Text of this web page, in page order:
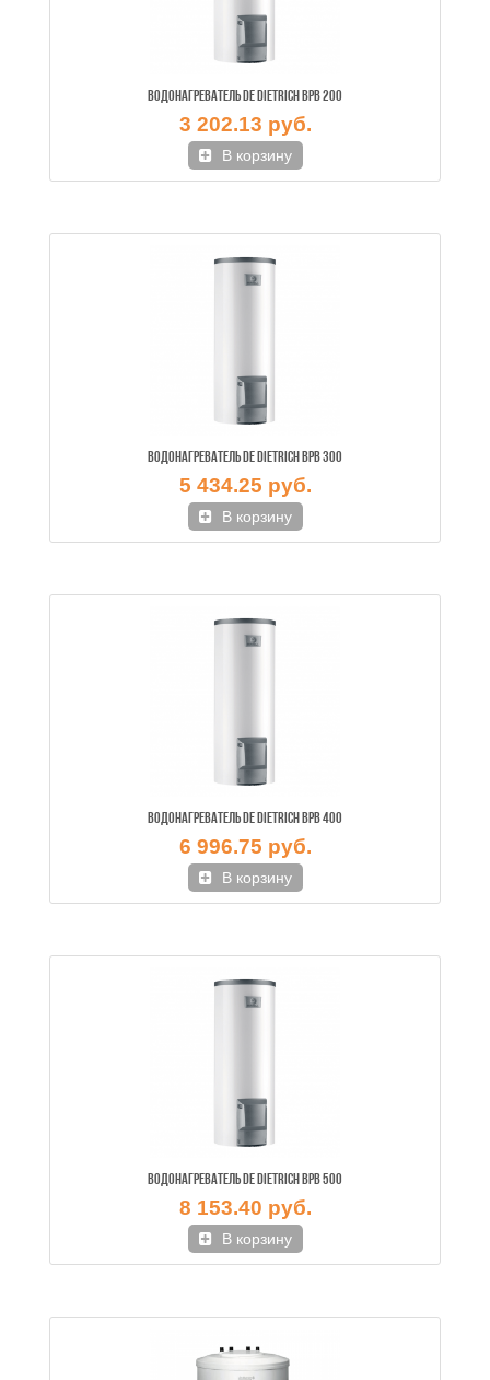
ВОДОНАГРЕВАТЕЛЬ DE DIETRICH BPB 200
3 202.13 руб.
В корзину
ВОДОНАГРЕВАТЕЛЬ DE DIETRICH BPB 300
5 434.25 руб.
В корзину
ВОДОНАГРЕВАТЕЛЬ DE DIETRICH BPB 400
6 996.75 руб.
В корзину
ВОДОНАГРЕВАТЕЛЬ DE DIETRICH BPB 500
8 153.40 руб.
В корзину